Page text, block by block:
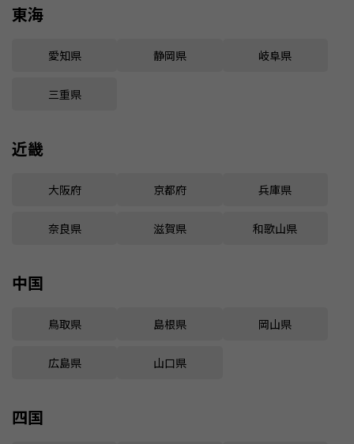
東海
愛知県 静岡県 岐阜県
三重県
近畿
大阪府 京都府 兵庫県
奈良県 滋賀県 和歌山県
中国
鳥取県 島根県 岡山県
広島県 山口県
四国